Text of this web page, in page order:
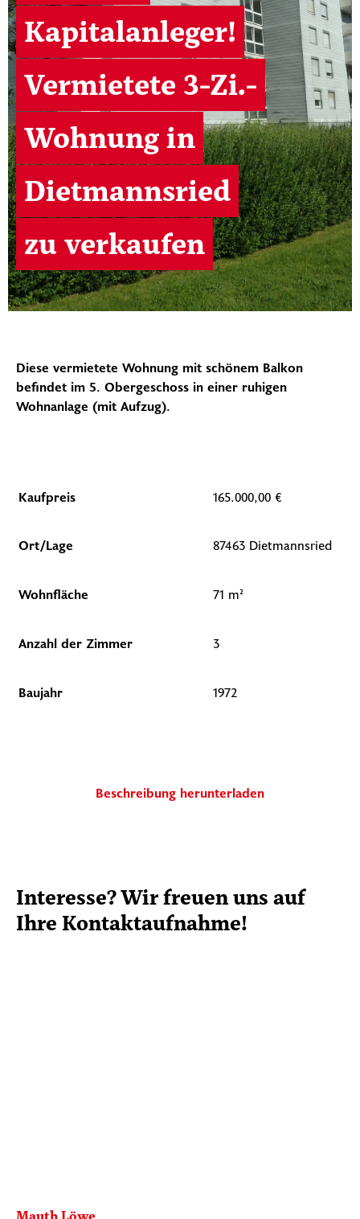
Kapitalanleger!
Vermietete 3-Zi.-
Wohnung in
Dietmannsried
zu verkaufen
Diese vermietete Wohnung mit schönem Balkon
befindet im 5. Obergeschoss in einer ruhigen
Wohnanlage (mit Aufzug).
Kaufpreis 165.000,00 €
Ort/Lage 87463 Dietmannsried
Wohnfläche 71 m²
Anzahl der Zimmer 3
Baujahr 1972
Beschreibung herunterladen
Interesse? Wir freuen uns auf
Ihre Kontaktaufnahme!